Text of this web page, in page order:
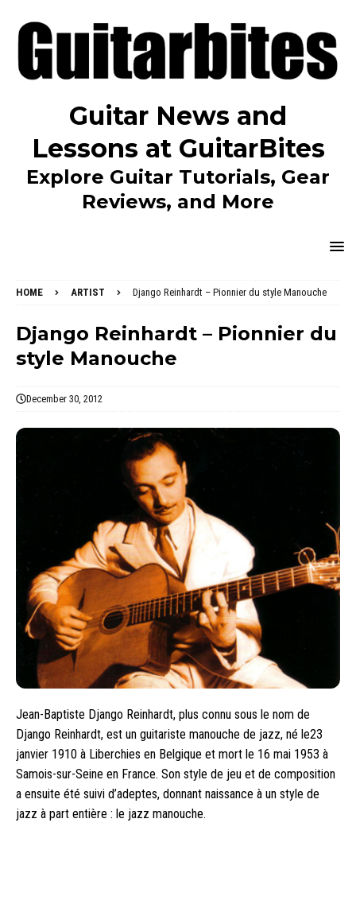
Guitar News and
Lessons at GuitarBites
Explore Guitar Tutorials, Gear
Reviews, and More
HOME ARTIST Django Reinhardt – Pionnier du style Manouche
Django Reinhardt – Pionnier du
style Manouche
December 30, 2012
Jean-Baptiste Django Reinhardt, plus connu sous le nom de
Django Reinhardt, est un guitariste manouche de jazz, né le23
janvier 1910 à Liberchies en Belgique et mort le 16 mai 1953 à
Samois-sur-Seine en France. Son style de jeu et de composition
a ensuite été suivi d’adeptes, donnant naissance à un style de
jazz à part entière : le jazz manouche.